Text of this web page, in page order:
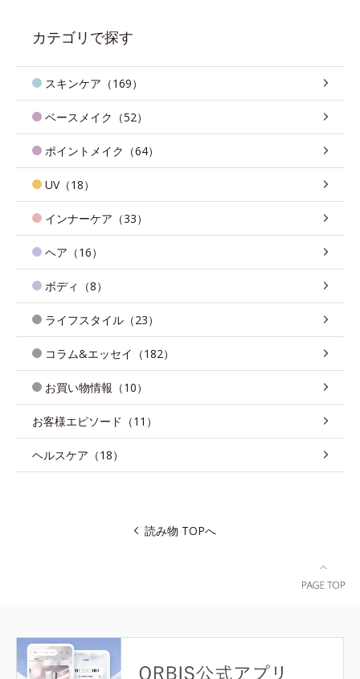
カテゴリで探す
スキンケア（169）
ベースメイク（52）
ポイントメイク（64）
UV（18）
インナーケア（33）
ヘア（16）
ボディ（8）
ライフスタイル（23）
コラム&エッセイ（182）
お買い物情報（10）
お客様エピソード（11）
ヘルスケア（18）
読み物 TOPへ